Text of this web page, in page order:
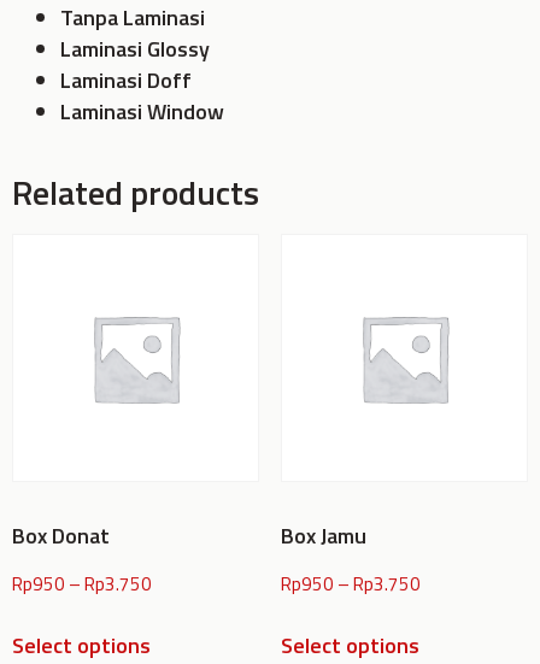
Tanpa Laminasi
Laminasi Glossy
Laminasi Doff
Laminasi Window
Related products
Box Donat
Rp950 –Rp3.750
Select options
Box Jamu
Rp950 –Rp3.750
Select options